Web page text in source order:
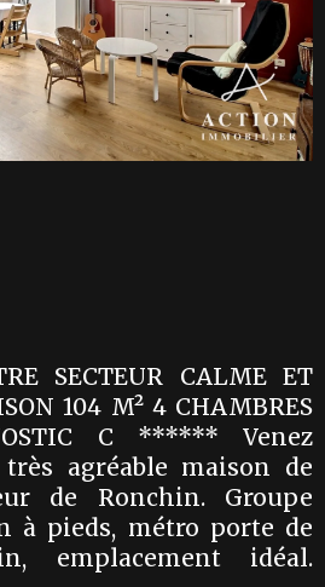
SECTEUR CALME ET
104 M² 4 CHAMBRES
C ****** Venez
agréable maison de
de Ronchin. Groupe
à pieds, métro porte de
emplacement idéal.